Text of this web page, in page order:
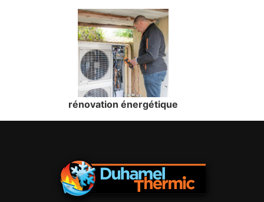
rénovation énergétique